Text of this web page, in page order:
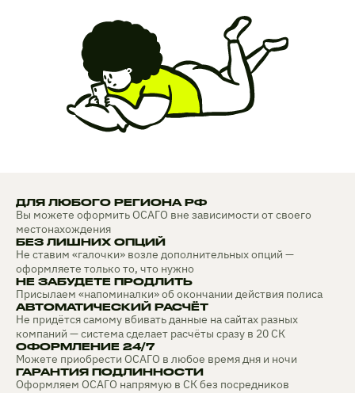
ДЛЯ ЛЮБОГО РЕГИОНА РФ
Вы можете оформить ОСАГО вне зависимости от своего
местонахождения
БЕЗ ЛИШНИХ ОПЦИЙ
Не ставим «галочки» возле дополнительных опций —
оформляете только то, что нужно
НЕ ЗАБУДЕТЕ ПРОДЛИТЬ
Присылаем «напоминалки» об окончании действия полиса
АВТОМАТИЧЕСКИЙ РАСЧЁТ
Не придётся самому вбивать данные на сайтах разных
компаний — система сделает расчёты сразу в 20 СК
ОФОРМЛЕНИЕ 24/7
Можете приобрести ОСАГО в любое время дня и ночи
ГАРАНТИЯ ПОДЛИННОСТИ
Оформляем ОСАГО напрямую в СК без посредников